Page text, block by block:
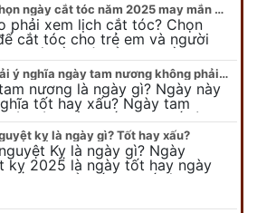
Cách chọn ngày cắt tóc năm 2025 may mắn cho cả trẻ em và người lớn
phải xem lịch cắt tóc? Chọn
cắt tóc cho trẻ em và người
lưu ý điều gì để gặp nhiều may
Khi…
Luận giải ý nghĩa ngày tam nương không phải ai cũng biết
nương là ngày gì? Ngày này
tốt hay xấu? Ngày tam
sát có nguồn gốc như thế nào?
kỵ điều gì khi…
kỵ là ngày gì? Tốt hay xấu?
Kỵ là ngày gì? Ngày
kỵ 2025 là ngày tốt hay ngày
ngay để biết chi tiết ý nghĩa